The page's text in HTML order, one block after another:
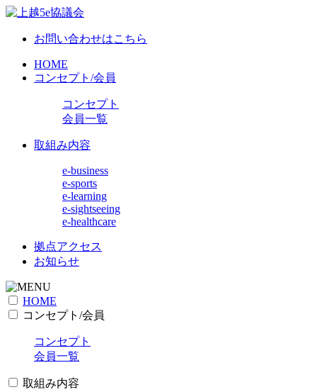
お問い合わせはこちら
HOME
コンセプト/会員
コンセプト
会員一覧
取組み内容
e-business
e-sports
e-learning
e-sightseeing
e-healthcare
拠点アクセス
お知らせ
HOME
コンセプト/会員
コンセプト
会員一覧
取組み内容